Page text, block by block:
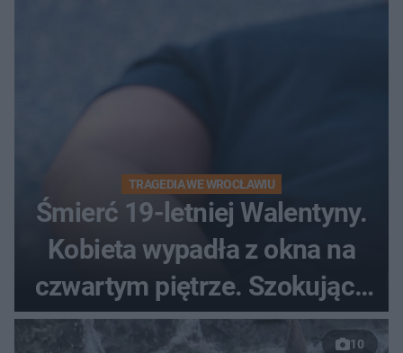
TRAGEDIA WE WROCŁAWIU
Śmierć 19-letniej Walentyny.
Kobieta wypadła z okna na
czwartym piętrze. Szokujące
nagranie trafiło do sieci
10